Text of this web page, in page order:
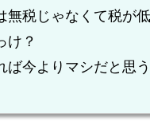
無税じゃなくて税が
け？
ば今よりマシだと思